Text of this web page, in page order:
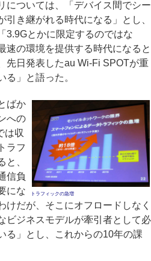
ついては、「デバイス間でシー
引き継がれる時代になる」とし、
3.9Gとかに限定するのではな
速の環境を提供する時代になると
先日発表したau Wi-Fi SPOTが重
る」と語った。
トラフィックの急増
ばか
への
は収
ラフ
と、
信負
にな
けだが、そこにオフロードしなく
ビジネスモデルが牽引者として必
る」とし、これからの10年の課